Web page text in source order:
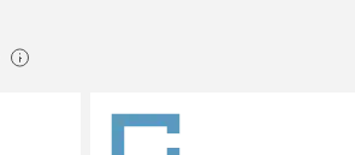
Ver
distinciones